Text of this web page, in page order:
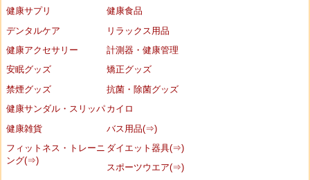
健康サプリ
健康食品
デンタルケア
リラックス用品
健康アクセサリー
計測器・健康管理
安眠グッズ
矯正グッズ
禁煙グッズ
抗菌・除菌グッズ
健康サンダル・スリッパ カイロ
健康雑貨
バス用品(⇒)
フィットネス・トレーニ
ング(⇒)
ダイエット器具(⇒)
スポーツウエア(⇒)